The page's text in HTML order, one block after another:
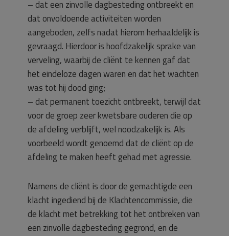
– dat een zinvolle dagbesteding ontbreekt en
dat onvoldoende activiteiten worden
aangeboden, zelfs nadat hierom herhaaldelijk is
gevraagd. Hierdoor is hoofdzakelijk sprake van
verveling, waarbij de cliënt te kennen gaf dat
het eindeloze dagen waren en dat het wachten
was tot hij dood ging;
– dat permanent toezicht ontbreekt, terwijl dat
voor de groep zeer kwetsbare ouderen die op
de afdeling verblijft, wel noodzakelijk is. Als
voorbeeld wordt genoemd dat de cliënt op de
afdeling te maken heeft gehad met agressie.
Namens de cliënt is door de gemachtigde een
klacht ingediend bij de Klachtencommissie, die
de klacht met betrekking tot het ontbreken van
een zinvolle dagbesteding gegrond, en de